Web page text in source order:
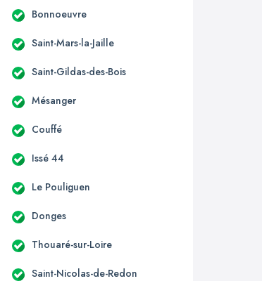
Bonnoeuvre
Saint-Mars-la-Jaille
Saint-Gildas-des-Bois
Mésanger
Couffé
Issé 44
Le Pouliguen
Donges
Thouaré-sur-Loire
Saint-Nicolas-de-Redon